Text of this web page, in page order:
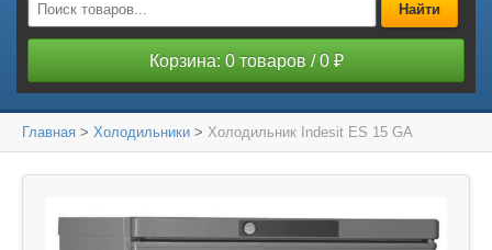
Найти
Корзина: 0 товаров / 0 ₽
Главная > Холодильники > Холодильник Indesit ES 15 GA